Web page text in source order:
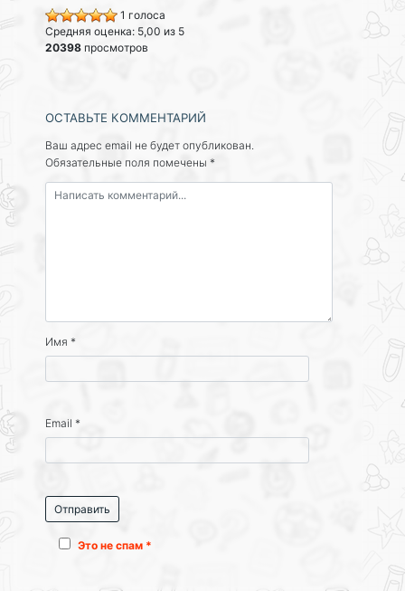
1 голоса
Средняя оценка: 5,00 из 5
20398 просмотров
ОСТАВЬТЕ КОММЕНТАРИЙ
Ваш адрес email не будет опубликован.
Обязательные поля помечены *
Имя *
Email *
Это не спам *